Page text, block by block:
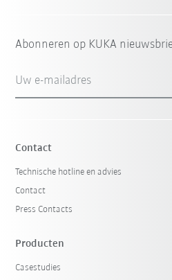
Abonneren op KUKA
Uw e-mailadres
Contact
Technische hotline en advies
Contact
Press Contacts
Producten
Casestudies